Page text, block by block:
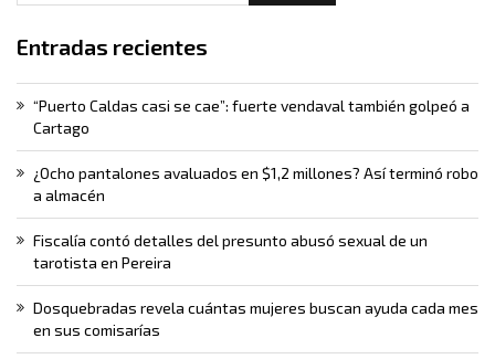
Entradas recientes
“Puerto Caldas casi se cae”: fuerte vendaval también golpeó a
Cartago
¿Ocho pantalones avaluados en $1,2 millones? Así terminó robo
a almacén
Fiscalía contó detalles del presunto abusó sexual de un
tarotista en Pereira
Dosquebradas revela cuántas mujeres buscan ayuda cada mes
en sus comisarías